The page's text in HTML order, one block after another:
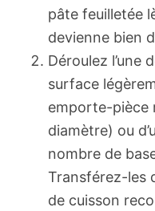
pâte feuilletée
devienne bien
Déroulez l’une
surface
emporte-pièce
diamètre) ou
nombre de
Transférez-les
de cuisson